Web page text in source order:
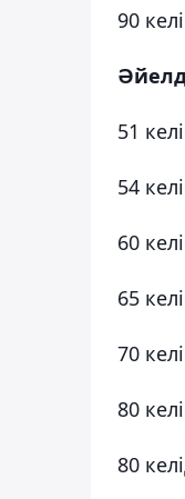
90
51
54
60
65
70
80
80